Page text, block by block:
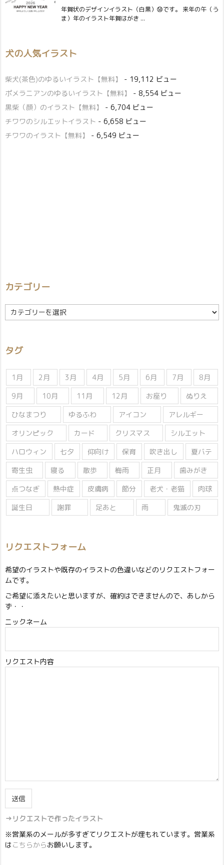
年賀状のデザインイラスト（白黒）㊿です。 来年の午（う
ま）年のイラスト年賀はがき ...
犬の人気イラスト
柴犬(茶色)のゆるいイラスト【無料】
- 19,112 ビュー
ポメラニアンのゆるいイラスト【無料】
- 8,554 ビュー
黒柴（顔）のイラスト【無料】
- 6,704 ビュー
チワワのシルエットイラスト - 6,658 ビュー
チワワのイラスト【無料】
- 6,549 ビュー
カテゴリー
カ
テ
ー
タグ
1月 2月 3月 4月 5月 6月 7月
8月
9月
10月 11月 12月 お座り
ぬりえ
ひなまつり
ゆるふわ アイコン
アレルギー
オリンピック
カード クリスマス
シルエット
ハロウィン
七夕 仰向け 保育 吹き出し
夏バテ
寄生虫
寝る 散歩 梅雨 正月
歯みがき
点つなぎ
熱中症 皮膚病 節分 老犬・老猫
肉球
誕生日
謝罪 足あと 雨 鬼滅の刃
リクエストフォーム
希望のイラストや既存のイラストの色違いなどのリクエストフォー
ムです。
ご希望に添えたいと思いますが、確約はできませんので、あしから
ず・・
ニックネーム
リクエスト内容
→リクエストで作ったイラスト
※営業系のメールが多すぎてリクエストが埋もれています。営業系
はこちらからお願いします。